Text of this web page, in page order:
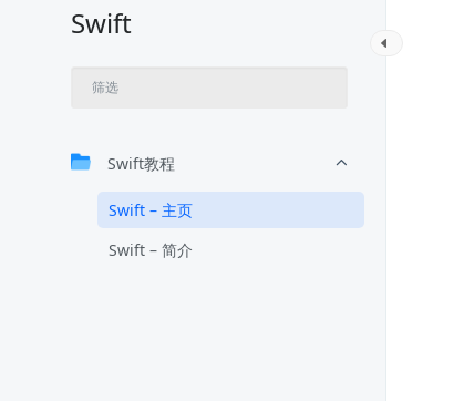
Swift
Swift教程
Swift – 主页
Swift – 简介